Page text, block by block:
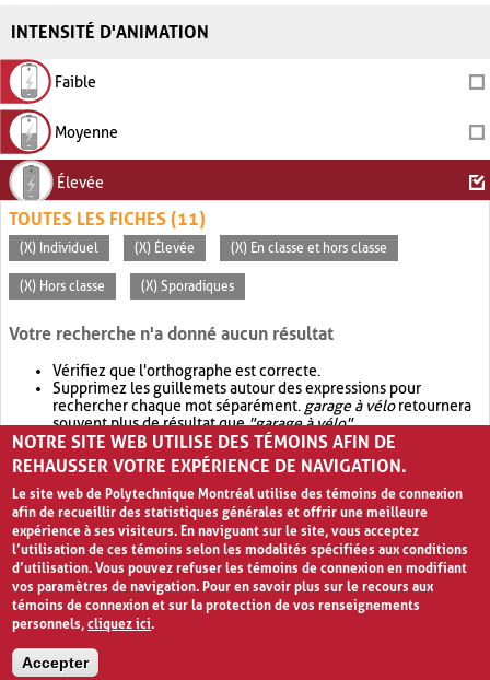
INTENSITÉ D'ANIMATION
Faible
Moyenne
Élevée
TOUTES LES FICHES (11)
(X) Individuel (X) Élevée (X) En classe et hors classe
(X) Hors classe (X) Sporadiques
Votre recherche n'a donné aucun résultat
Vérifiez que l'orthographe est correcte.
Supprimez les guillemets autour des expressions pour
rechercher chaque mot séparément. garage à véloretournera
souvent plus de résultat que"garage à vélo".
Envisagez d'élargir votre recherche avec OR.garage OR vélo
retournera souvent plus de résultat quegarage à vélo
NOTRE SITE WEB UTILISE DES TÉMOINS AFIN DE
REHAUSSER VOTRE EXPÉRIENCE DE NAVIGATION.
Le site web de Polytechnique Montréal utilise des témoins de connexion
afin de recueillir des statistiques générales et offrir une meilleure
expérience à ses visiteurs. En naviguant sur le site, vous acceptez
l’utilisation de ces témoins selon les modalités spécifiées aux conditions
d’utilisation. Vous pouvez refuser les témoins de connexion en modifiant
vos paramètres de navigation. Pour en savoir plus sur le recours aux
témoins de connexion et sur la protection de vos renseignements
personnels,cliquez ici.
Accepter